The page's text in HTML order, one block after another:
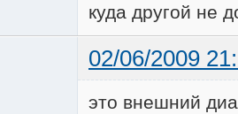
куда другой не
02/06/2009
это внешний